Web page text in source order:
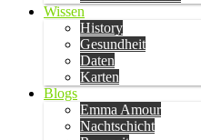
Wissen
History
Gesundheit
Daten
Karten
Blogs
Emma Amour
Nachtschicht